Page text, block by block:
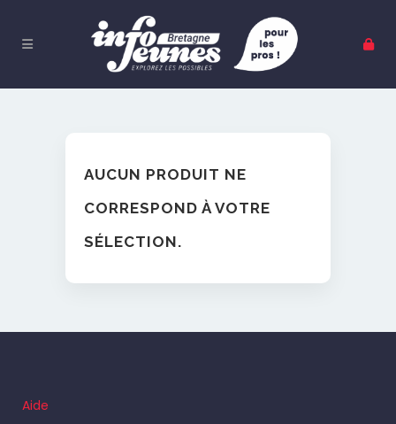
AUCUN PRODUIT NE
CORRESPOND À VOTRE
SÉLECTION.
Aide